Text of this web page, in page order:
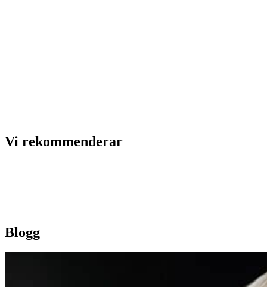
Vi rekommenderar
Blogg